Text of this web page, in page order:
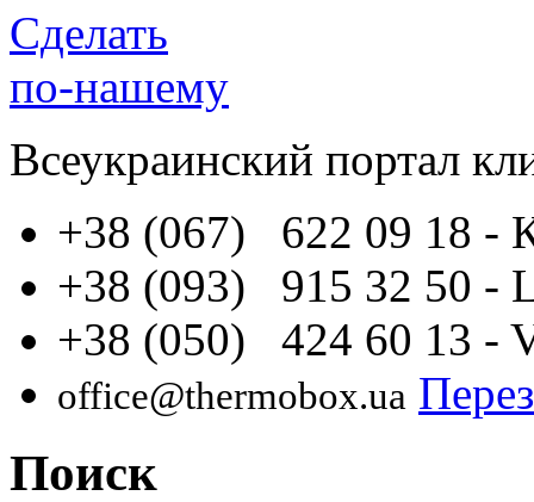
Сделать
по-нашему
Всеукраинский портал
+38 (067) 622 09 18 -
+38 (093) 915 32 50 -
+38 (050) 424 60 13 -
office@thermobox.ua
Поиск